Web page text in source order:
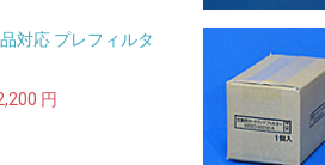
対応 プレフィルタ
円